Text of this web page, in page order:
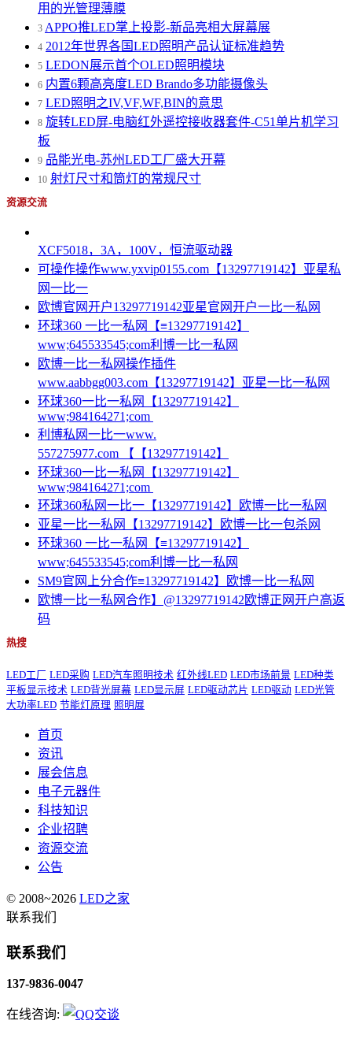
用的光管理薄膜
3 APPO推LED掌上投影-新品亮相大屏幕展
4 2012年世界各国LED照明产品认证标准趋势
5 LEDON展示首个OLED照明模块
6 内置6颗高亮度LED Brando多功能摄像头
7 LED照明之IV,VF,WF,BIN的意思
8 旋转LED屏-电脑红外遥控接收器套件-C51单片机学习
板
9 品能光电-苏州LED工厂盛大开幕
10 射灯尺寸和筒灯的常规尺寸
资源交流
XCF5018，3A，100V，恒流驱动器
可操作操作www.yxvip0155.com【13297719142】亚星私
网一比一
欧博官网开户13297719142亚星官网开户一比一私网
环球360 一比一私网【≡13297719142】
www;645533545;com利博一比一私网
欧博一比一私网操作插件
www.aabbgg003.com【13297719142】亚星一比一私网
环球360一比一私网【13297719142】
www;984164271;com
利博私网一比一www.
557275977.com 【【13297719142】
环球360一比一私网【13297719142】
www;984164271;com
环球360私网一比一【13297719142】欧博一比一私网
亚星一比一私网【13297719142】欧博一比一包杀网
环球360 一比一私网【≡13297719142】
www;645533545;com利博一比一私网
SM9官网上分合作≡13297719142】欧博一比一私网
欧博一比一私网合作】@13297719142欧博正网开户高返
码
热搜
LED工厂 LED采购 LED汽车照明技术 红外线LED LED市场前景 LED种类
平板显示技术 LED背光屏幕 LED显示屏 LED驱动芯片 LED驱动 LED光管
大功率LED 节能灯原理 照明展
首页
资讯
展会信息
电子元器件
科技知识
企业招聘
资源交流
公告
© 2008~2026 LED之家
联系我们
联系我们
137-9836-0047
在线咨询: